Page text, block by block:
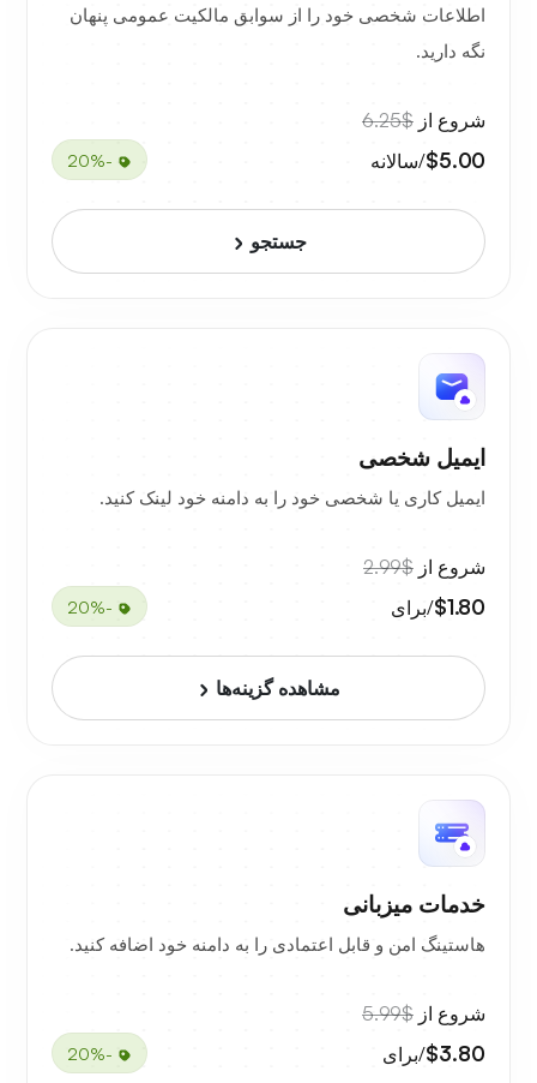
اطلاعات شخصی خود را از سوابق مالکیت عمومی پنهان
نگه دارید.
شروع از $6.25
$5.00/سالانه -20%
جستجو
ایمیل شخصی
ایمیل کاری یا شخصی خود را به دامنه خود لینک کنید.
شروع از $2.99
$1.80/برای -20%
مشاهده گزینه‌ها
خدمات میزبانی
هاستینگ امن و قابل اعتمادی را به دامنه خود اضافه کنید.
شروع از $5.99
$3.80/برای -20%